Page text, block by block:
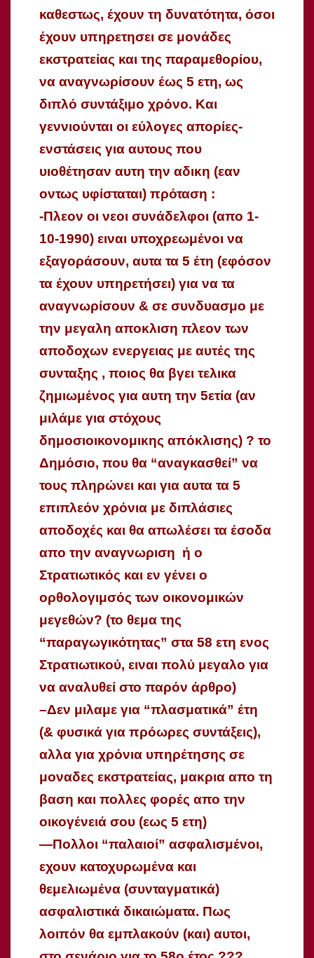
καθεστως, έχουν τη δυνατότητα, όσοι
έχουν υπηρετησει σε μονάδες
εκστρατείας και της παραμεθορίου,
να αναγνωρίσουν έως 5 ετη, ως
διπλό συντάξιμο χρόνο. Και
γεννιούνται οι εύλογες απορίες-
ενστάσεις για αυτους που
υιοθέτησαν αυτη την αδικη (εαν
οντως υφίσταται) πρόταση :
-Πλεον οι νεοι συνάδελφοι (απο 1-
10-1990) ειναι υποχρεωμένοι να
εξαγοράσουν, αυτα τα 5 έτη (εφόσον
τα έχουν υπηρετήσει) για να τα
αναγνωρίσουν & σε συνδυασμο με
την μεγαλη αποκλιση πλεον των
αποδοχων ενεργειας με αυτές της
συνταξης , ποιος θα βγει τελικα
ζημιωμένος για αυτη την 5ετία (αν
μιλάμε για στόχους
δημοσιοικονομικης απόκλισης) ? το
Δημόσιο, που θα “αναγκασθεί” να
τους πληρώνει και για αυτα τα 5
επιπλεόν χρόνια με διπλάσιες
αποδοχές και θα απωλέσει τα έσοδα
απο την αναγνωριση ή ο
Στρατιωτικός και εν γένει ο
ορθολογιμσός των οικονομικών
μεγεθών? (το θεμα της
“παραγωγικότητας” στα 58 ετη ενος
Στρατιωτικού, ειναι πολύ μεγαλο για
να αναλυθεί στο παρόν άρθρο)
–Δεν μιλαμε για “πλασματικά” έτη
(& φυσικά για πρόωρες συντάξεις),
αλλα για χρόνια υπηρέτησης σε
μοναδες εκστρατείας, μακρια απο τη
βαση και πολλες φορές απο την
οικογένειά σου (εως 5 ετη)
—Πολλοι “παλαιοί” ασφαλισμένοι,
εχουν κατοχυρωμένα και
θεμελιωμένα (συνταγματικά)
ασφαλιστικά δικαιώματα. Πως
λοιπόν θα εμπλακούν (και) αυτοι,